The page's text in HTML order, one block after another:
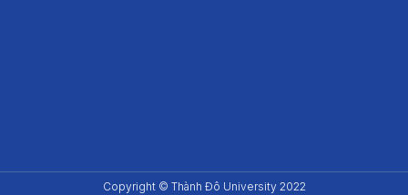
Copyright © Thành Đô University 2022